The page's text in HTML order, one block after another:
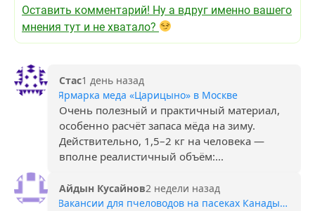
Оставить комментарий! Ну а вдруг именно вашего
мнения тут и не хватало?
Стас1 день назад
Ярмарка меда «Царицыно» в Москве
Очень полезный и практичный материал,
особенно расчёт запаса мёда на зиму.
Действительно, 1,5–2 кг на человека —
вполне реалистичный объём:...
Айдын Кусайнов2 недели назад
Вакансии для пчеловодов на пасеках Канады, Норвегии, Швеции